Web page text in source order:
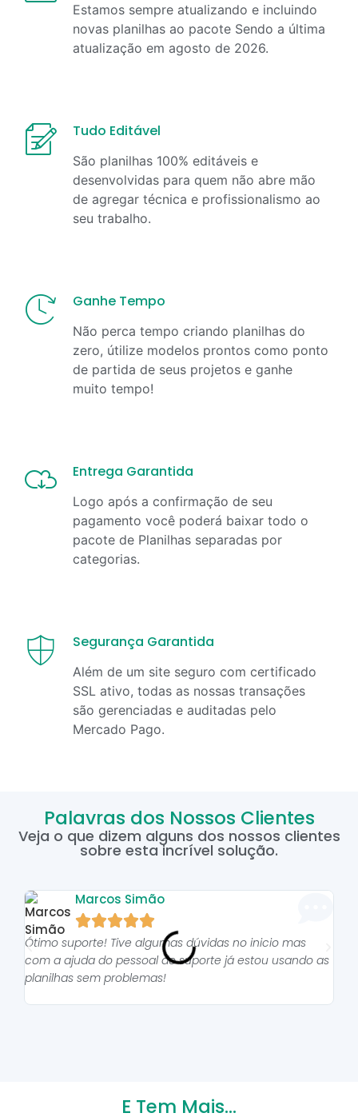
Estamos sempre atualizando e incluindo
novas planilhas ao pacote Sendo a última
atualização em agosto de 2026.
Tudo Editável
São planilhas 100% editáveis e
desenvolvidas para quem não abre mão
de agregar técnica e profissionalismo ao
seu trabalho.
Ganhe Tempo
Não perca tempo criando planilhas do
zero, útilize modelos prontos como ponto
de partida de seus projetos e ganhe
muito tempo!
Entrega Garantida
Logo após a confirmação de seu
pagamento você poderá baixar todo o
pacote de Planilhas separadas por
categorias.
Segurança Garantida
Além de um site seguro com certificado
SSL ativo, todas as nossas transações
são gerenciadas e auditadas pelo
Mercado Pago.
Palavras dos Nossos Clientes
Veja o que dizem alguns dos nossos clientes
sobre esta incrível solução.
Marcos Simão

Ótimo suporte! Tive algumas dúvidas no inicio mas
com a ajuda do pessoal do suporte já estou usando as
planilhas sem problemas!
E Tem Mais...